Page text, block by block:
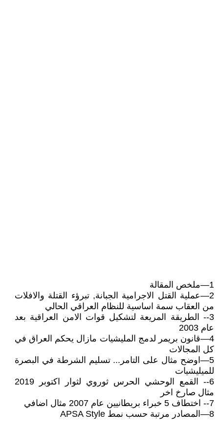
1—ملخص المقالة
2—عملية القتل الاجرامية الجبانة, تبرؤء القتلة والافلات
من العقاب سمة اساسية للنظام العراقي الحالي
3-- الطريقة المريعة لتشكيل قوات الامن العراقية بعد
عام 2003
4—قانون بريمر لدمج المليشيات مازال يحكم العراق في
كل المجالات
5—اوضح مثال على التامر... تسليم الشرطة في البصرة
للميليشيات
6-- القمع الوحشي الحرس ثوروي لثوار اكتوبر 2019
مثال صارخ اخر
7-- اختطاف 5 خبراء بريطانيين عام 2007 مثال اضافي
8—المصادر مرتبة حسب نمط APSA Style